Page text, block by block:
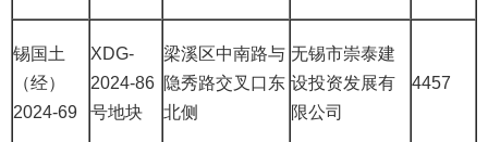
锡国土
（经）
2024-69
XDG-
2024-86
号地块
梁溪区中南路与
隐秀路交叉口东
北侧
无锡市崇泰建
设投资发展有
限公司
4457